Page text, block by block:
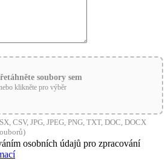
soubory sem
klikněte pro výběr
CSV, JPG, JPEG, PNG, TXT, DOC, DOCX
osobních údajů pro zpracování